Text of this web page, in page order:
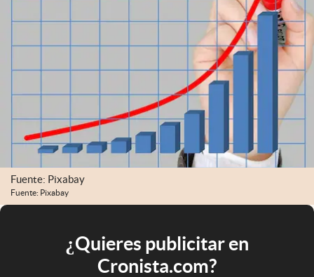
Fuente: Pixabay
Fuente: Pixabay
¿Quieres publicitar en
Cronista.com?